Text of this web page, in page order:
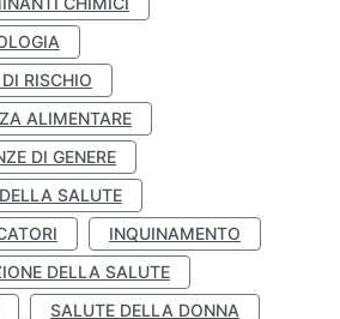
RISCHIO
ALIMENTARE
DI GENERE
SALUTE
INQUINAMENTO
DELLA SALUTE
SALUTE DELLA DONNA